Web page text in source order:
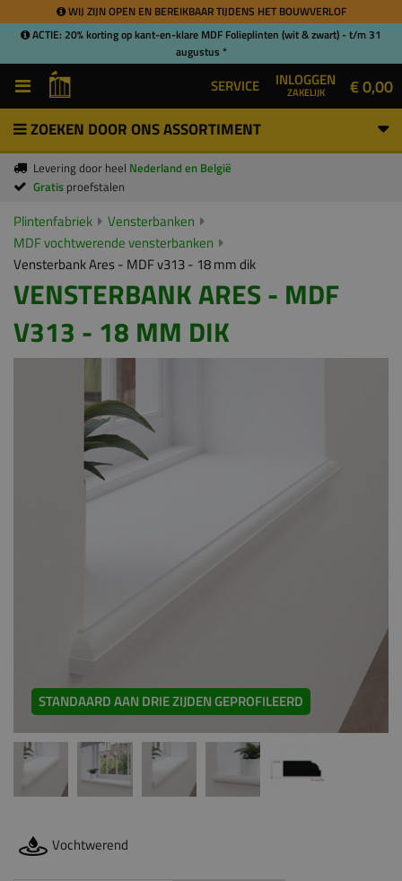
WIJ ZIJN OPEN EN BEREIKBAAR TIJDENS HET BOUWVERLOF
ACTIE: 20% korting op kant-en-klare MDF Folieplinten (wit & zwart) - t/m 31
augustus *
SERVICE INLOGGEN
ZAKELIJK € 0,00
ZOEKEN DOOR ONS ASSORTIMENT
Levering door heel Nederland en België
Gratis proefstalen
Plintenfabriek
Vensterbanken
MDF vochtwerende vensterbanken
Vensterbank Ares - MDF v313 - 18 mm dik
VENSTERBANK ARES - MDF
V313 - 18 MM DIK
STANDAARD AAN DRIE ZIJDEN GEPROFILEERD
Vochtwerend